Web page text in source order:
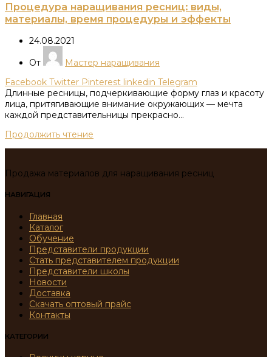
Процедура наращивания ресниц: виды,
материалы, время процедуры и эффекты
24.08.2021
От
Мастер наращивания
Facebook Twitter Pinterest linkedin Telegram
Длинные ресницы, подчеркивающие форму глаз и красоту
лица, притягивающие внимание окружающих — мечта
каждой представительницы прекрасно...
Продолжить чтение
Продажа материалов для наращивания ресниц
НАВИГАЦИЯ
Главная
Каталог
Обучение
Представители продукции
Стать представителем продукции
Представители школы
Новости
Доставка
Скачать оптовый прайс
Контакты
КАТЕГОРИИ